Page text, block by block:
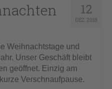
12
DEZ. 2018
Weihnachtstage und
Unser Geschäft bleibt
geöffnet. Einzig am
Verschnaufpause.